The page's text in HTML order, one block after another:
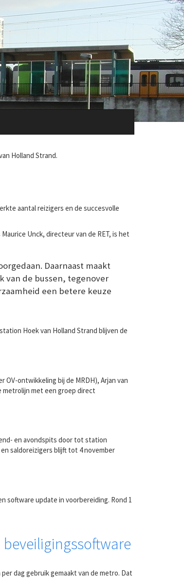
Holland Strand.
aantal reizigers en de succesvolle
Unck, directeur van de RET, is het
Daarnaast maakt
van de bussen, tegenover
een betere keuze
Hoek van Holland Strand blijven de
OV-ontwikkeling bij de MRDH), Arjan van
metrolijn met een groep direct
en avondspits door tot station
saldoreizigers blijft tot 4 november
software update in voorbereiding. Rond 1
dag gebruik gemaakt van de metro. Dat